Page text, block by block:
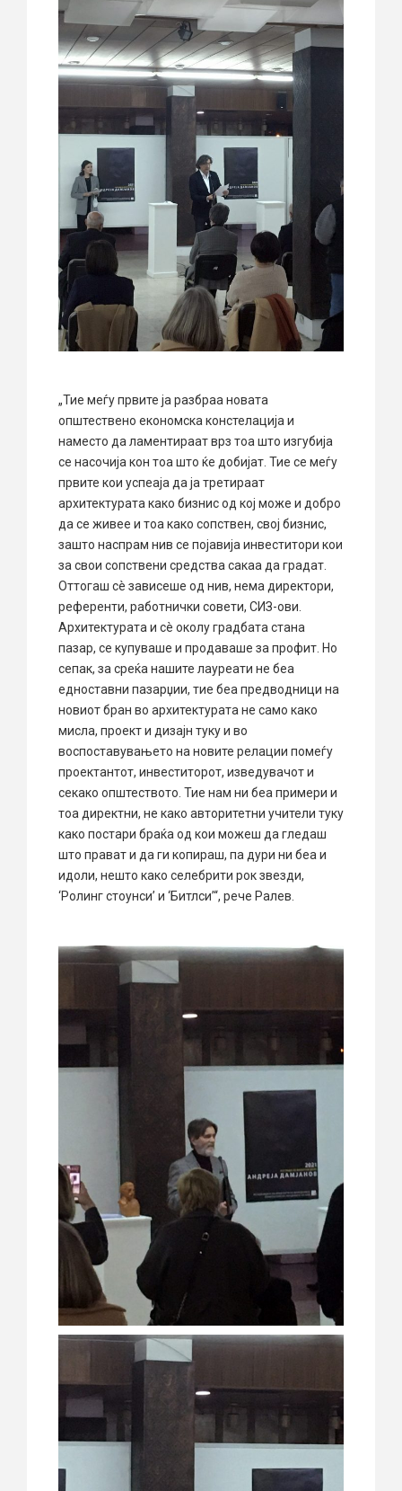
„Тие меѓу првите ја разбраа новата
општествено економска констелација и
наместо да ламентираат врз тоа што изгубија
се насочија кон тоа што ќе добијат. Тие се меѓу
првите кои успеаја да ја третираат
архитектурата како бизнис од кој може и добро
да се живее и тоа како сопствен, свој бизнис,
зашто наспрам нив се појавија инвеститори кои
за свои сопствени средства сакаа да градат.
Оттогаш сè зависеше од нив, нема директори,
референти, работнички совети, СИЗ-ови.
Архитектурата и сè околу градбата стана
пазар, се купуваше и продаваше за профит. Но
сепак, за среќа нашите лауреати не беа
едноставни пазарџии, тие беа предводници на
новиот бран во архитектурата не само како
мисла, проект и дизајн туку и во
воспоставувањето на новите релации помеѓу
проектантот, инвеститорот, изведувачот и
секако општеството. Тие нам ни беа примери и
тоа директни, не како авторитетни учители туку
како постари браќа од кои можеш да гледаш
што прават и да ги копираш, па дури ни беа и
идоли, нешто како селебрити рок звезди,
‘Ролинг стоунси’ и ‘Битлси’“, рече Ралев.